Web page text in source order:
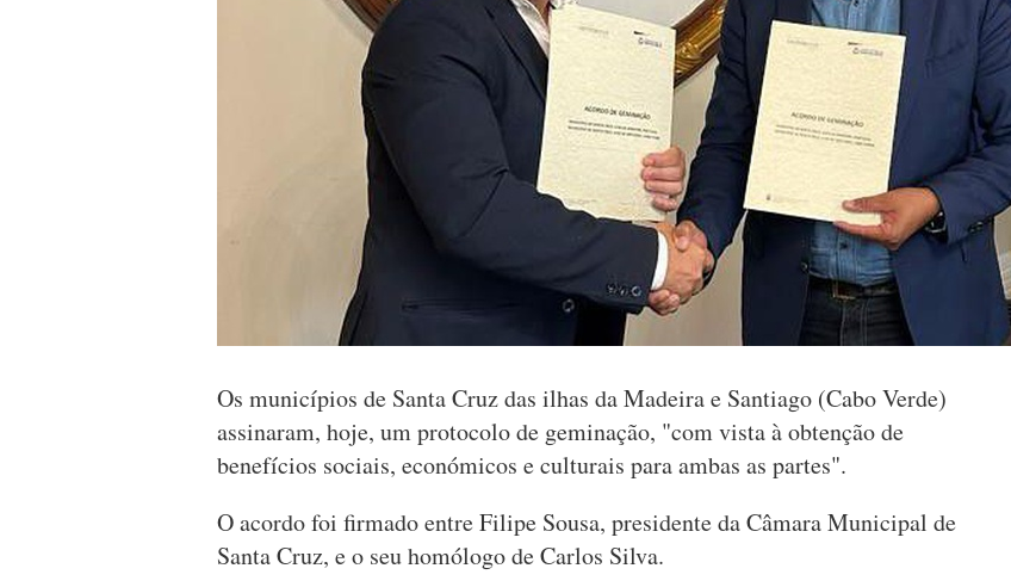
Os municípios de Santa Cruz das ilhas da Madeira e Santiago (Cabo Verde)
assinaram, hoje, um protocolo de geminação, "com vista à obtenção de
benefícios sociais, económicos e culturais para ambas as partes".
O acordo foi firmado entre Filipe Sousa, presidente da Câmara Municipal de
Santa Cruz, e o seu homólogo de Carlos Silva.